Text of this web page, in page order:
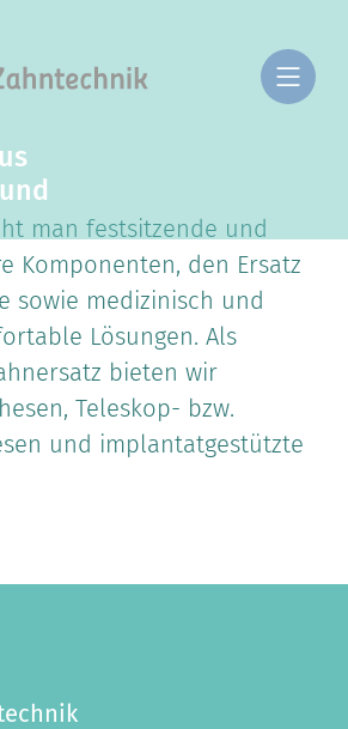
man festsitzende und
Komponenten, den Ersatz
sowie medizinisch und
Lösungen. Als
bieten wir
Teleskop- bzw.
und implantatgestützte